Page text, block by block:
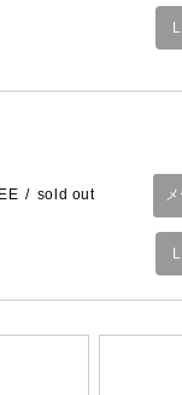
sold out